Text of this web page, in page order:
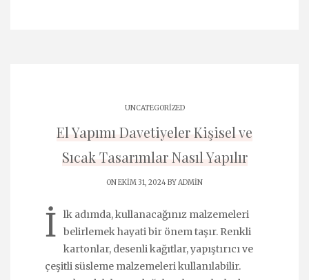
UNCATEGORIZED
El Yapımı Davetiyeler Kişisel ve
Sıcak Tasarımlar Nasıl Yapılır
ON EKIM 31, 2024 BYADMIN
İ
lk adımda, kullanacağınız malzemeleri
belirlemek hayati bir önem taşır. Renkli
kartonlar, desenli kağıtlar, yapıştırıcı ve
çeşitli süsleme malzemeleri kullanılabilir.